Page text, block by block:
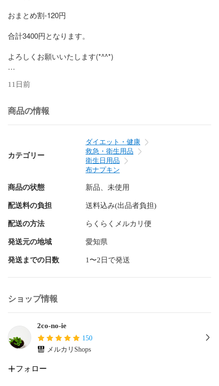
おまとめ割-120円
合計3400円となります。
よろしくお願いいたします(*^^*)
【397】
ト。
＋おまかせ柄：防水有り５層一体型ミニサイズ（１９cm）付
☆ ハンドメイド☆
✳︎防水ホルダーの防水シートは湿気を通して水を通さない構
造のシートを使用しております✳︎ （アイロン・乾燥機不可）
い柔らかさです。
ハンカチタイプのライナーまたはパッドタイプのライナーを
ホルダーにセットしてお使いいただくタイプになります。
普通の日〜やや多い日用
縦 約27cm
横 約21cm（ハネを広げた状態）
柄面 綿100%（ダブルガーゼ）
透湿性防水シート
肌面 綿100%（両面起毛ネル生地)
テープ部分 綿100%
ボタン プラスチックスナップ
11日前
商品の情報
カテゴリー
ダイエット・健康
救急・衛生用品
衛生日用品
布ナプキン
商品の状態 新品、未使用
配送料の負担 送料込み(出品者負担)
配送の方法 らくらくメルカリ便
発送元の地域 愛知県
発送までの日数 1〜2日で発送
ショップ情報
2co-no-ie
150
メルカリShops
フォロー